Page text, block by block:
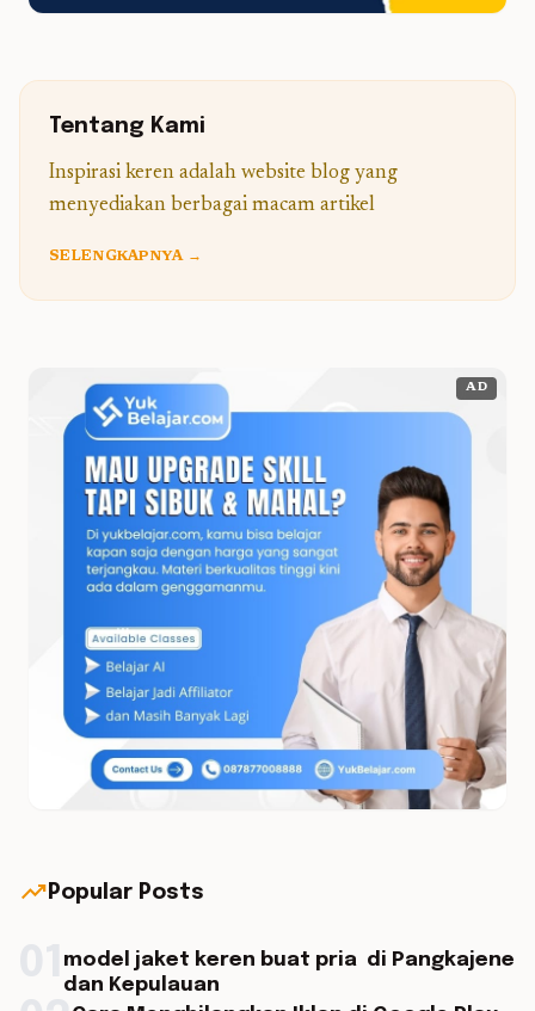
Tentang Kami
Inspirasi keren adalah website blog yang
menyediakan berbagai macam artikel
SELENGKAPNYA →
AD
trending_up Popular Posts
model jaket keren buat pria di Pangkajene
dan Kepulauan